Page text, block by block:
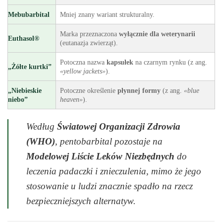
Mebubarbital Mniej znany wariant strukturalny.
Euthasol®
Marka przeznaczona wyłącznie dla weterynarii
(eutanazja zwierząt).
„Żółte kurtki”
Potoczna nazwa kapsułek na czarnym rynku (z ang.
«yellow jackets»).
„Niebieskie
niebo”
Potoczne określenie płynnej formy (z ang. «blue
heaven»).
Według Światowej Organizacji Zdrowia
(WHO), pentobarbital pozostaje na
Modelowej Liście Leków Niezbędnych do
leczenia padaczki i znieczulenia, mimo że jego
stosowanie u ludzi znacznie spadło na rzecz
bezpieczniejszych alternatyw.